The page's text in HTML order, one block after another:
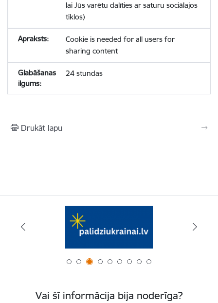
lai Jūs varētu dalīties ar saturu sociālajos
tīklos)
Cookie is needed for all users for
sharing content
24 stundas
Drukāt lapu
Vai šī informācija bija noderīga?